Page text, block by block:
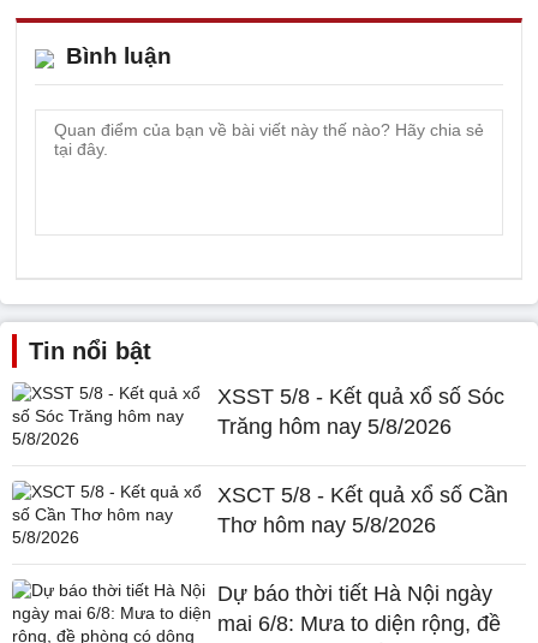
Bình luận
Tin nổi bật
XSST 5/8 - Kết quả xổ số Sóc
Trăng hôm nay 5/8/2026
XSCT 5/8 - Kết quả xổ số Cần
Thơ hôm nay 5/8/2026
Dự báo thời tiết Hà Nội ngày
mai 6/8: Mưa to diện rộng, đề